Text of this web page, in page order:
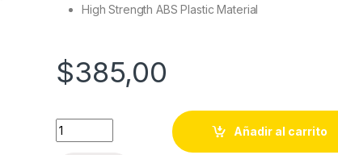
High Strength ABS Plastic Material
$385,00
External SSD USB 3.1 750 GB quantity
Añadir al carrito